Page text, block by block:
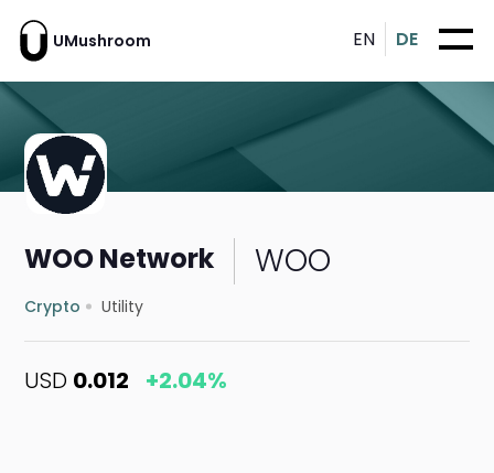
UMushroom EN DE
WOO Network WOO
Crypto Utility
USD 0.012 +2.04%